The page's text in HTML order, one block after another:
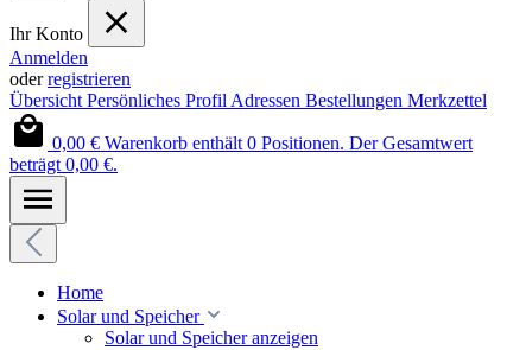
Ihr Konto
Anmelden
oderregistrieren
Übersicht Persönliches Profil Adressen Bestellungen Merkzettel
0,00 € Warenkorb enthält 0 Positionen. Der Gesamtwert
beträgt 0,00 €.
Home
Solar und Speicher
Solar und Speicher anzeigen